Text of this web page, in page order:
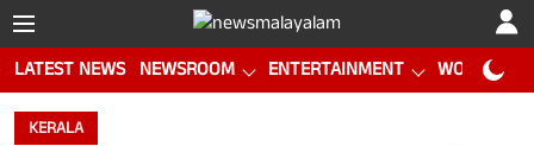
LATEST NEWS NEWSROOM ENTERTAINMENT WORLD CUP
KERALA